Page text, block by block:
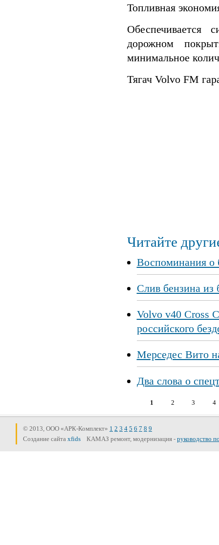
Топливная
Обеспечивается
дорожном
минимальное
Тягач Volvo FM
Читайте
Воспоминания о
Слив бензина из
Volvo v40 Cross
российского
Мерседес Вито
Два слова о
Страницы
1 2 3 4
© 2013, ООО «АРК-Комплект» 1 2 3 4 5 6 7 8 9
Создание сайта xfids КАМАЗ ремонт, модернизация - руководство